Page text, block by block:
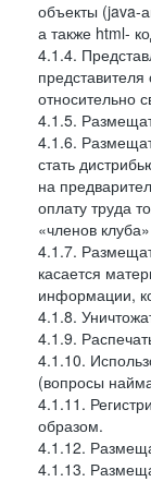
объекты (java-
а также html-
4.1.4.
относительно
4.1.5.
4.1.6.
стать
на
оплату труда
«членов
4.1.7.
касается
информации,
4.1.8.
4.1.9.
4.1.10.
(вопросы
4.1.11.
образом.
4.1.12.
4.1.13.